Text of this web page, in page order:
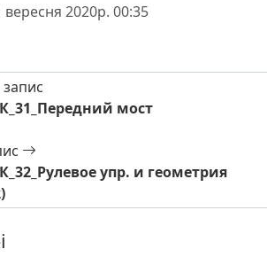
вересня 2020р. 00:35
мост
упр. и геометрия